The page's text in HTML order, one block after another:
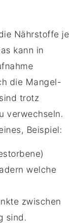
Nährstoffe je
kann in
die Mangel-
trotz
verwechseln.
Beispiel:
welche
zwischen
sind.